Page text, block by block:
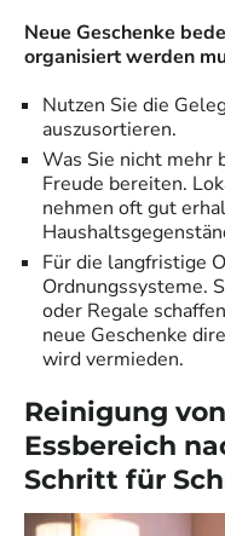
Neue Geschenke
organisiert werden
Nutzen Sie die
auszusortieren.
Was Sie nicht mehr
Freude bereiten.
nehmen oft gut
Für die langfristige
Ordnungssysteme.
oder Regale
neue Geschenke
wird vermieden.
Reinigung
Essbereich
Schritt für